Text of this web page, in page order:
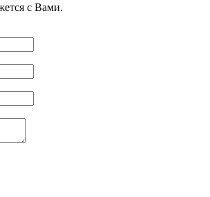
с Вами.